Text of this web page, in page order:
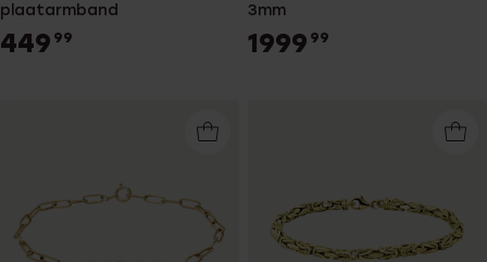
plaatarmband
449 99
3mm
1999 99